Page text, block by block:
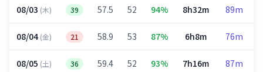
08/03 (木) 39 57.5 52 94% 8h32m 89m
08/04(金) 21 58.9 53 87% 6h8m 76m
08/05 (土) 36 59.4 52 93% 7h16m 87m